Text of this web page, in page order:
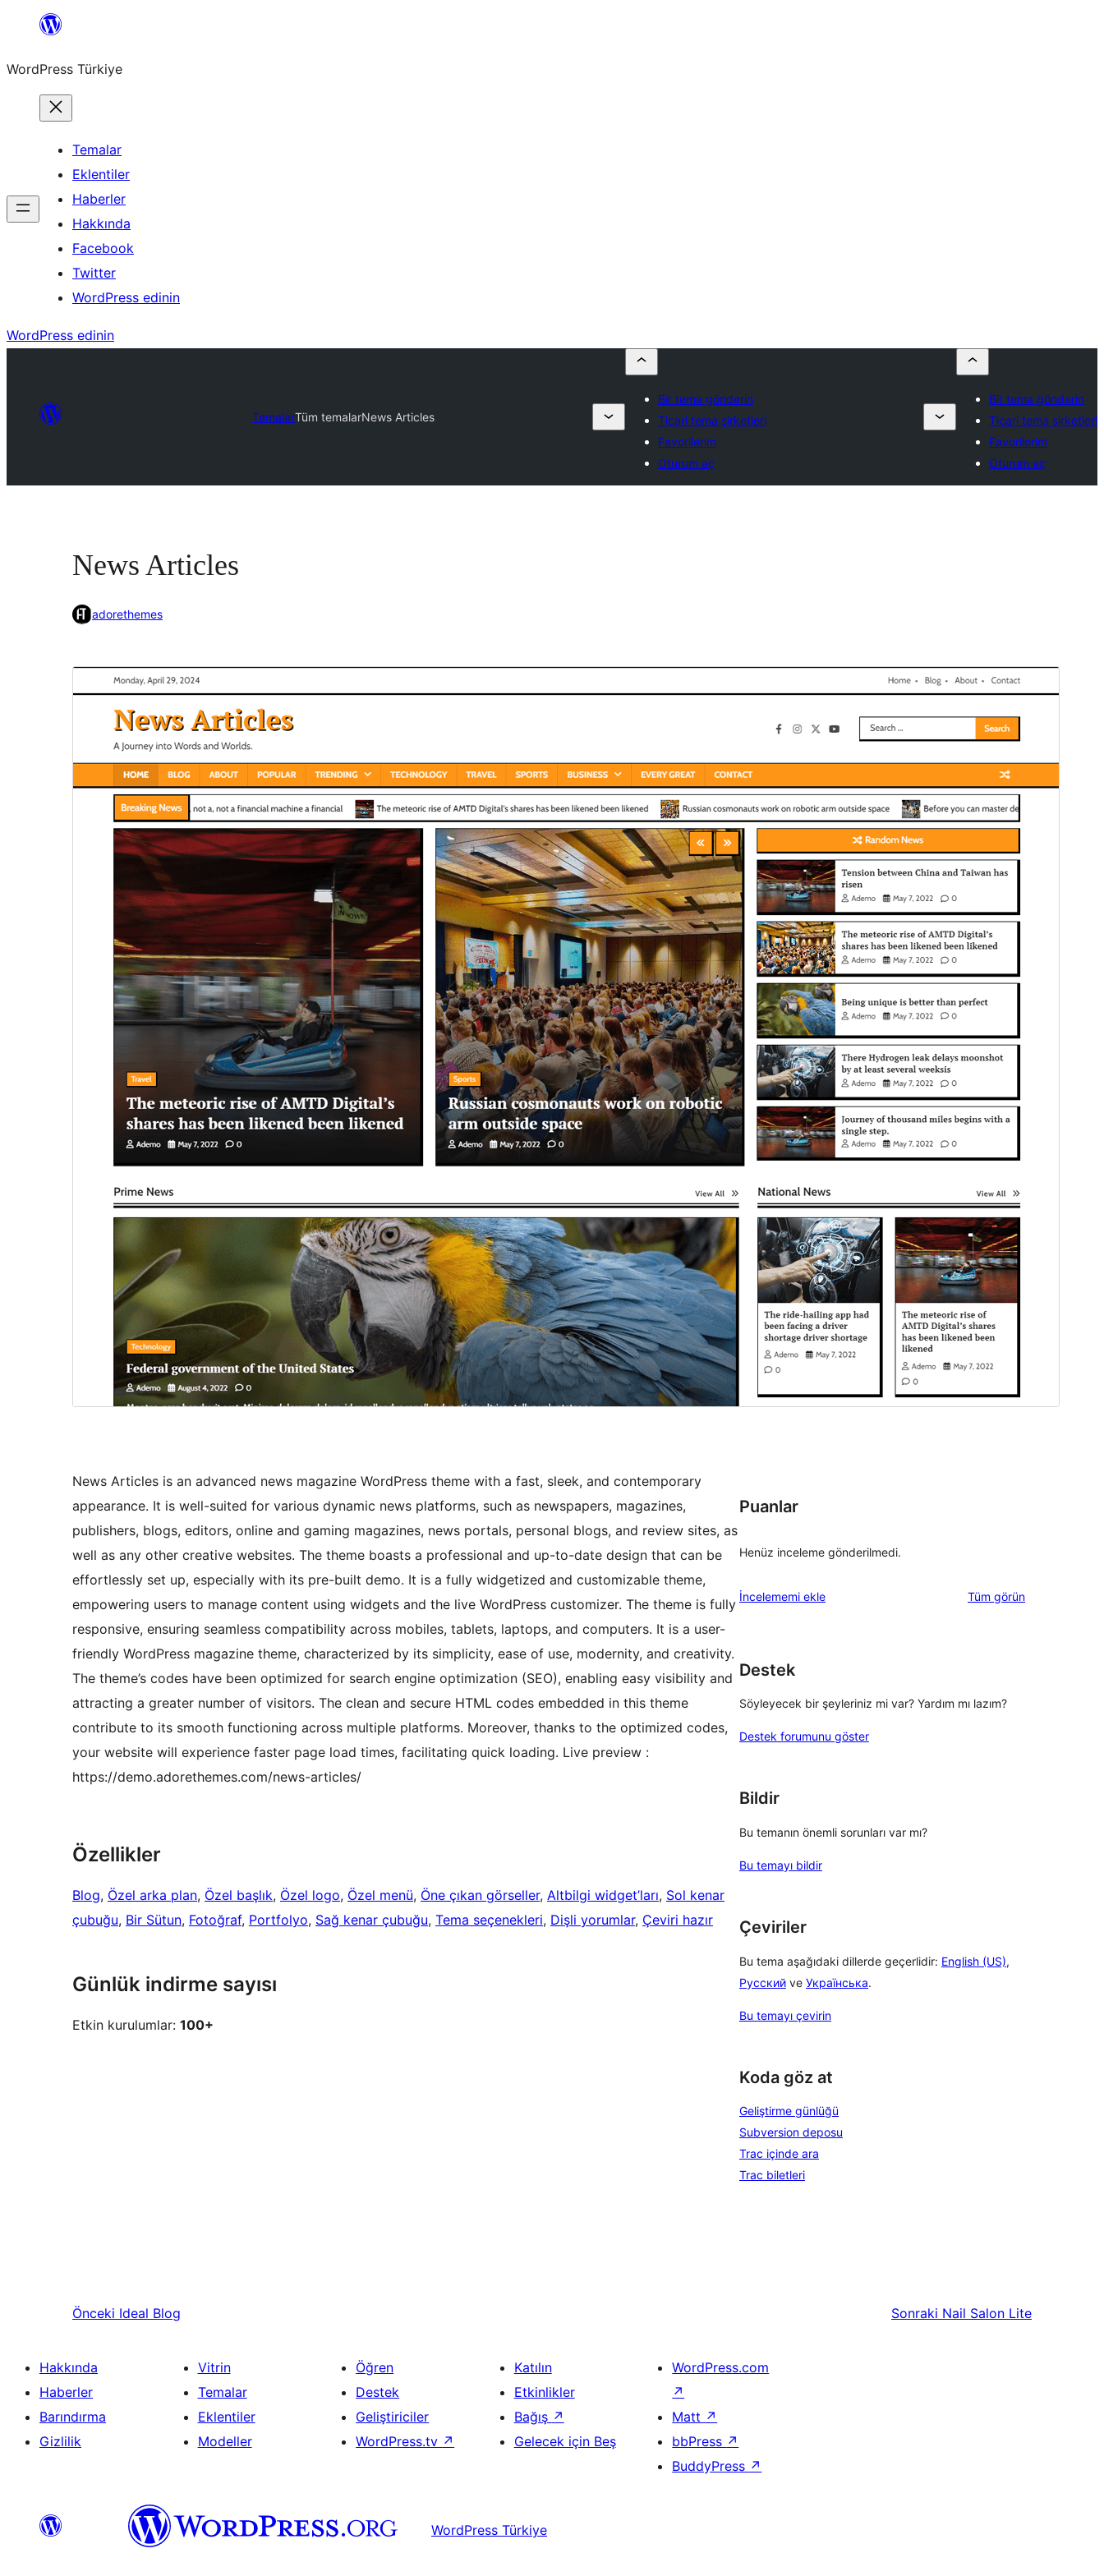
İçeriğe
WordPress Türkiye
Temalar
Eklentiler
Haberler
Hakkında
Facebook
Twitter
WordPress edinin
WordPress edinin
TemalarTüm temalarNews Articles
Bir tema gönderin
Ticari tema şirketleri
Favorilerim
Oturum aç
Bir tema gönderin
Ticari tema şirketleri
Favorilerim
Oturum aç
News Articles
adorethemes
yükseltmeler veya destek sunar.
Desteği görüntüle
Sürüm
1.0.3
Son güncellenme
27.02.2026
Aktif kurulumlar
100+
WordPress sürümü
PHP sürümü
7.4
Tema ana sayfası
News Articles is an advanced news magazine WordPress theme with a fast, sleek, and contemporary
appearance. It is well-suited for various dynamic news platforms, such as newspapers, magazines,
publishers, blogs, editors, online and gaming magazines, news portals, personal blogs, and review sites, as
well as any other creative websites. The theme boasts a professional and up-to-date design that can be
effortlessly set up, especially with its pre-built demo. It is a fully widgetized and customizable theme,
empowering users to manage content using widgets and the live WordPress customizer. The theme is fully
responsive, ensuring seamless compatibility across mobiles, tablets, laptops, and computers. It is a user-
friendly WordPress magazine theme, characterized by its simplicity, ease of use, modernity, and creativity.
The theme’s codes have been optimized for search engine optimization (SEO), enabling easy visibility and
attracting a greater number of visitors. The clean and secure HTML codes embedded in this theme
contribute to its smooth functioning across multiple platforms. Moreover, thanks to the optimized codes,
your website will experience faster page load times, facilitating quick loading. Live preview :
https://demo.adorethemes.com/news-articles/
Özellikler
Blog, Özel arka plan, Özel başlık, Özel logo, Özel menü, Öne çıkan görseller, Altbilgi widget’ları, Sol kenar
çubuğu, Bir Sütun, Fotoğraf, Portfolyo, Sağ kenar çubuğu, Tema seçenekleri, Dişli yorumlar, Çeviri hazır
Günlük indirme sayısı
Etkin kurulumlar: 100+
Puanlar
Henüz inceleme gönderilmedi.
İncelememi ekle Tüm değerlendirmeleri
görün
Destek
Söyleyecek bir şeyleriniz mi var? Yardım mı lazım?
Destek forumunu göster
Bildir
Bu temanın önemli sorunları var mı?
Bu temayı bildir
Çeviriler
Bu tema aşağıdaki dillerde geçerlidir: English (US),
Русский ve Українська.
Bu temayı çevirin
Koda göz at
Geliştirme günlüğü
Subversion deposu
Trac içinde ara
Trac biletleri
Önceki Ideal Blog Sonraki Nail Salon Lite
Hakkında
Haberler
Barındırma
Gizlilik
Vitrin
Temalar
Eklentiler
Modeller
Öğren
Destek
Geliştiriciler
WordPress.tv ↗
Katılın
Etkinlikler
Bağış ↗
Gelecek için Beş
WordPress.com
↗
Matt ↗
bbPress ↗
BuddyPress ↗
WordPress Türkiye